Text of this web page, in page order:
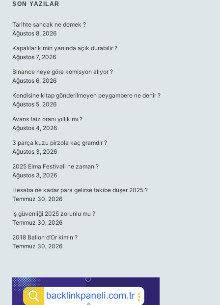
SIDEBAR
SON YAZILAR
Tarihte sancak ne demek ?
Ağustos 8, 2026
Kapalılar kimin yanında açık durabilir ?
Ağustos 7, 2026
Binance neye göre komisyon alıyor ?
Ağustos 6, 2026
Kendisine kitap gönderilmeyen peygambere ne denir ?
Ağustos 5, 2026
Avans faiz oranı yıllık mı ?
Ağustos 4, 2026
3 parça kuzu pirzola kaç gramdır ?
Ağustos 3, 2026
2025 Elma Festivali ne zaman ?
Ağustos 3, 2026
Hesaba ne kadar para gelirse takibe düşer 2025 ?
Temmuz 30, 2026
İş güvenliği 2025 zorunlu mu ?
Temmuz 30, 2026
2018 Ballon d’Or kimin ?
Temmuz 30, 2026